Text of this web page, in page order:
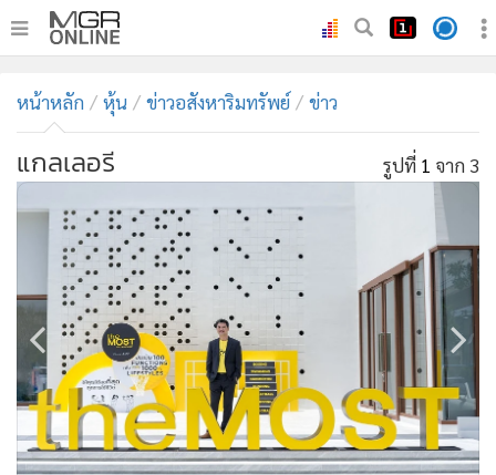
ทันเหตุการณ์
• ภาคใต้
• ภูมิภาค
Online Section
บันเทิง
• ผู้จัดการรายวัน
คอลัมนิสต์
ละคร
• CbizReview
Cyber BIZ
• ผู้จัดกวน
หน้าหลัก หุ้น ข่าวอสังหาริมทรัพย์ ข่าว
แกลเลอรี รูปที่ 1 จาก 3